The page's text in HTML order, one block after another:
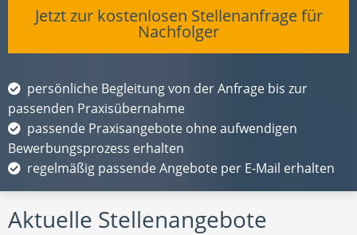
Jetzt zur kostenlosen Stellenanfrage für
Nachfolger
persönliche Begleitung von der Anfrage bis zur
passenden Praxisübernahme
passende Praxisangebote ohne aufwendigen
Bewerbungsprozess erhalten
regelmäßig passende Angebote per E-Mail erhalten
Aktuelle Stellenangebote